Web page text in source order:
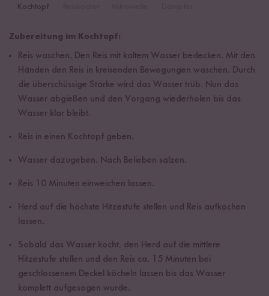
Kochtopf
Zubereitung im Kochtopf:
Reis waschen. Den Reis mit kaltem Wasser bedecken. Mit den
Händen den Reis in kreisenden Bewegungen waschen. Durch
die überschüssige Stärke wird das Wasser trüb. Nun das
Wasser abgießen und den Vorgang wiederholen bis das
Wasser klar bleibt.
Reis in einen Kochtopf geben.
Wasser dazugeben. Nach Belieben salzen.
Reis 10 Minuten einweichen lassen.
Herd auf die höchste Hitzestufe stellen und Reis aufkochen
lassen.
Sobald das Wasser kocht, den Herd auf die mittlere
Hitzestufe stellen und den Reis ca. 15 Minuten bei
geschlossenem Deckel köcheln lassen bis das Wasser
komplett aufgesogen wurde.